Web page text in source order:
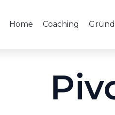
Home Coaching